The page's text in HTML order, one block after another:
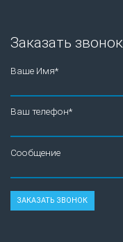
Заказать звонок
Ваше Имя*
Ваш телефон*
Сообщение